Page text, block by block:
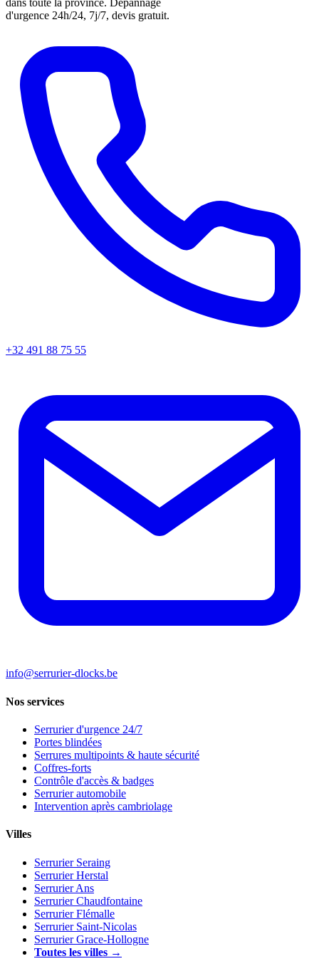
dans toute la province. Dépannage
d'urgence 24h/24, 7j/7, devis gratuit.
+32 491 88 75 55
info@serrurier-dlocks.be
Nos services
Serrurier d'urgence 24/7
Portes blindées
Serrures multipoints & haute sécurité
Coffres-forts
Contrôle d'accès & badges
Serrurier automobile
Intervention après cambriolage
Villes
Serrurier Seraing
Serrurier Herstal
Serrurier Ans
Serrurier Chaudfontaine
Serrurier Flémalle
Serrurier Saint-Nicolas
Serrurier Grace-Hollogne
Toutes les villes →